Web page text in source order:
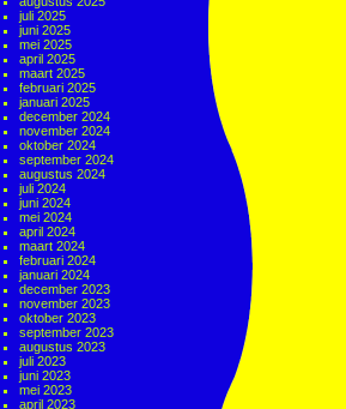
juli 2025
juni 2025
mei 2025
april 2025
maart 2025
februari 2025
januari 2025
december 2024
november 2024
oktober 2024
september 2024
augustus 2024
juli 2024
juni 2024
mei 2024
april 2024
maart 2024
februari 2024
januari 2024
december 2023
november 2023
oktober 2023
september 2023
augustus 2023
juli 2023
juni 2023
mei 2023
april 2023